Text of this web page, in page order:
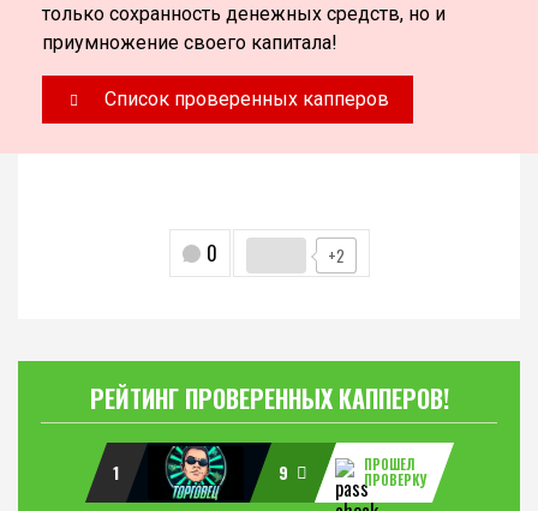
только сохранность денежных средств, но и
приумножение своего капитала!
Список проверенных капперов
0 +2
РЕЙТИНГ ПРОВЕРЕННЫХ КАППЕРОВ!
1 9
ПРОШЕЛ
ПРОВЕРКУ